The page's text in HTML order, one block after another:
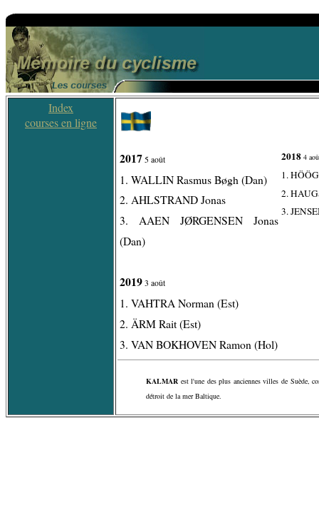
Index
courses en ligne
2017 5 août
1. WALLIN Rasmus Bøgh (Dan)
2. AHLSTRAND Jonas
3. AAEN JØRGENSEN Jonas
(Dan)
2019 3 août
1. VAHTRA Norman (Est)
2. ÄRM Rait (Est)
3. VAN BOKHOVEN Ramon (Hol)
2018 4
1.
2.
3.
KALMAR est l'une des plus anciennes villes de Suède,
détroit de la mer Baltique.